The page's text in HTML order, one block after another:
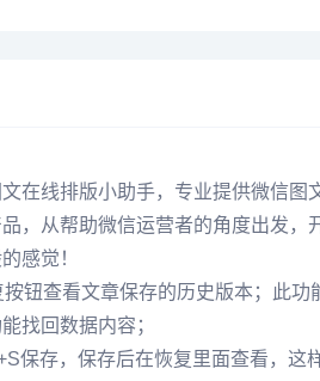
线排版小助手，专业提供微信图
，从帮助微信运营者的角度出发，
感觉！
查看文章保存的历史版本；此功
找回数据内容；
存，保存后在恢复里面查看，这